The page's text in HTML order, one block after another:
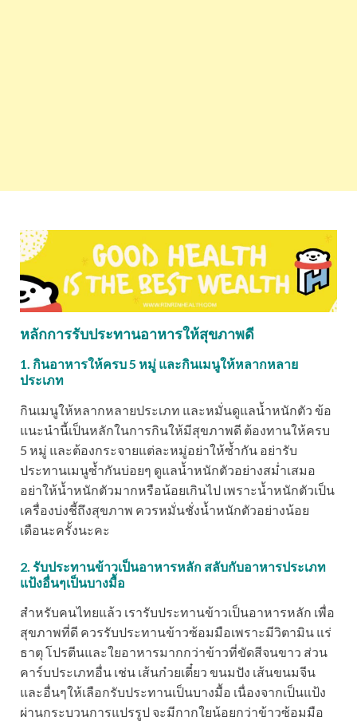
หลักการรับประทานอาหารให้สุขภาพดี
1. กินอาหารให้ครบ 5 หมู่ และกินเมนูให้หลากหลาย
ประเภท
กินเมนูให้หลากหลายประเภท และหมั่นดูแลน้ำหนักตัว ข้อ
แนะนำนี้เป็นหลักในการกินให้มีสุขภาพดี ต้องทานให้ครบ
5 หมู่ และต้องกระจายแต่ละหมู่อย่าให้ซ้ำกัน อย่ารับ
ประทานเมนูซ้ำกันบ่อยๆ ดูแลน้ำหนักตัวอย่างสม่ำเสมอ
อย่าให้น้ำหนักตัวมากหรือน้อยเกินไป เพราะน้ำหนักตัวเป็น
เครื่องบ่งชี้ถึงสุขภาพ ควรหมั่นชั่งน้ำหนักตัวอย่างน้อย
เดือนะครั้งนะคะ
2. รับประทานข้าวเป็นอาหารหลัก สลับกับอาหารประเภท
แป้งอื่นๆเป็นบางมื้อ
สำหรับคนไทยแล้ว เรารับประทานข้าวเป็นอาหารหลัก เพื่อ
สุขภาพที่ดี ควรรับประทานข้าวซ้อมมือเพราะมีวิตามิน แร่
ธาตุ โปรตีนและใยอาหารมากกว่าข้าวที่ขัดสีจนขาว ส่วน
คาร์บประเภทอื่น เช่น เส้นก๋วยเตี๋ยว ขนมปัง เส้นขนมจีน
และอื่นๆให้เลือกรับประทานเป็นบางมื้อ เนื่องจากเป็นแป้ง
ผ่านกระบวนการแปรรูป จะมีกากใยน้อยกว่าข้าวซ้อมมือ